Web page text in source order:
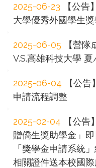
2025-06-23 【公告
大學優秀外國學生
2025-06-05 【營隊
V.S.高雄科技大學
2025-06-04 【公告
申請流程調整
2025-02-04 【公告
贈僑生獎助學金」
「獎學金申請系統
相關證件送本校國